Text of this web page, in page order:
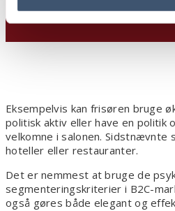
Eksempelvis kan frisøren bruge
politisk aktiv eller have en politik
velkomne i salonen. Sidstnævnte
hoteller eller restauranter.
Det er nemmest at bruge de
segmenteringskriterier i B2C-
også gøres både elegant og